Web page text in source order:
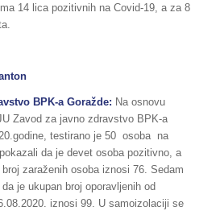
14 lica pozitivnih na Covid-19, a za 8
BPK-a Goražde: Na osnovu
Zavod za javno zdravstvo BPK-a
testirano je 50 osoba na
da je devet osoba pozitivno, a
zaraženih osoba iznosi 76. Sedam
je ukupan broj oporavljenih od
iznosi 99. U samoizolaciji se